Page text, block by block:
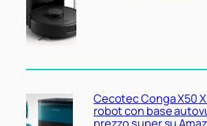
Cecotec Conga X50
robot con base